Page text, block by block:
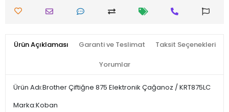
Ürün Açıklaması Garanti ve Teslimat Taksit Seçenekleri
Yorumlar
Ürün Adı:Brother Çiftiğne 875 Elektronik Çağanoz / KRT875LC
Marka:Koban